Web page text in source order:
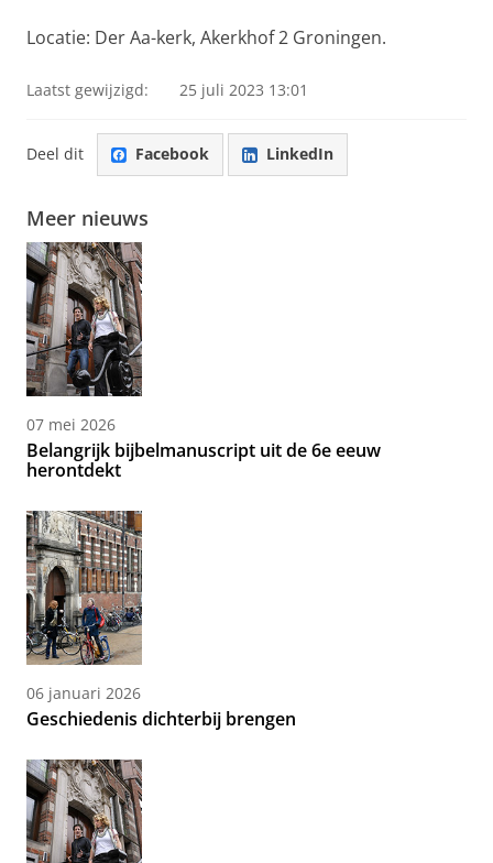
Locatie: Der Aa-kerk, Akerkhof 2 Groningen.
Laatst gewijzigd: 25 juli 2023 13:01
Deel dit Facebook LinkedIn
Meer nieuws
07 mei 2026
Belangrijk bijbelmanuscript uit de 6e eeuw
herontdekt
06 januari 2026
Geschiedenis dichterbij brengen